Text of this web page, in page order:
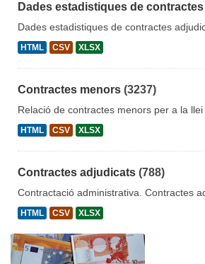
Dades estadistiques de
Dades estadistiques de contractes
HTML CSV XLSX
Contractes menors (3237)
Relació de contractes menors per a la
HTML CSV XLSX
Contractes adjudicats (788)
Contractació administrativa. Contractes
HTML CSV XLSX